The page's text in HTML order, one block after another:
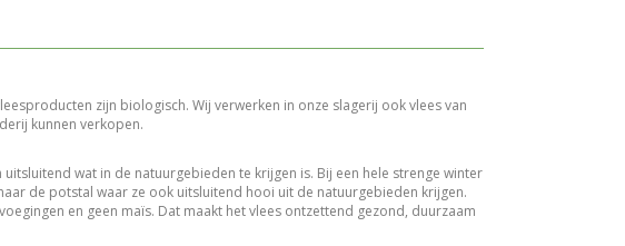
zijn biologisch. Wij verwerken in onze slagerij ook vlees van
kunnen verkopen.
wat in de natuurgebieden te krijgen is. Bij een hele strenge winter
de potstal waar ze ook uitsluitend hooi uit de natuurgebieden krijgen.
en geen maïs. Dat maakt het vlees ontzettend gezond, duurzaam